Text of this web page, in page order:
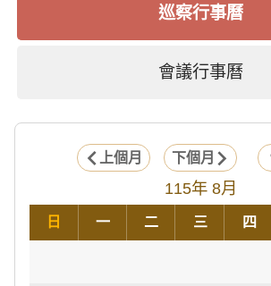
巡察行事曆
會議行事曆
上個月 下個月
115年 8月
日 一 二 三 四